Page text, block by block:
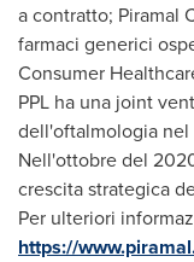
a contratto; Piramal
farmaci generici
Consumer
PPL ha una joint
dell'oftalmologia
Nell'ottobre del
crescita strategica
Per ulteriori
https://